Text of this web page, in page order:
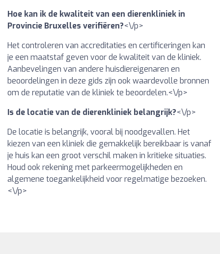
Hoe kan ik de kwaliteit van een dierenkliniek in
Provincie Bruxelles verifiëren?<\/p>
Het controleren van accreditaties en certificeringen kan
je een maatstaf geven voor de kwaliteit van de kliniek.
Aanbevelingen van andere huisdiereigenaren en
beoordelingen in deze gids zijn ook waardevolle bronnen
om de reputatie van de kliniek te beoordelen.<\/p>
Is de locatie van de dierenkliniek belangrijk?<\/p>
De locatie is belangrijk, vooral bij noodgevallen. Het
kiezen van een kliniek die gemakkelijk bereikbaar is vanaf
je huis kan een groot verschil maken in kritieke situaties.
Houd ook rekening met parkeermogelijkheden en
algemene toegankelijkheid voor regelmatige bezoeken.
<\/p>